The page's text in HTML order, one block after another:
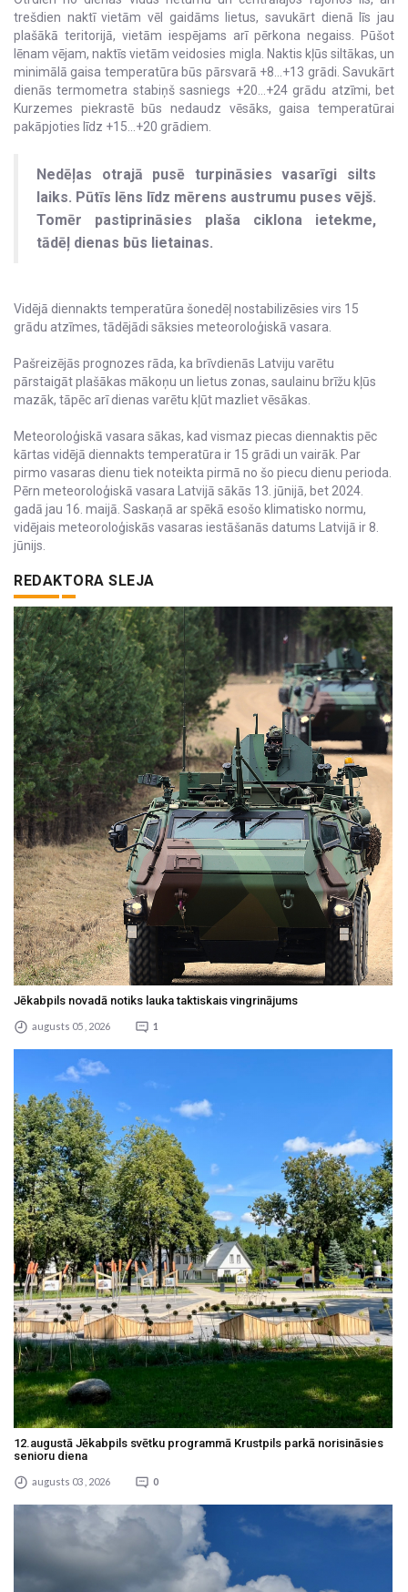
trešdien naktī vietām vēl gaidāms lietus, savukārt dienā līs jau
plašākā teritorijā, vietām iespējams arī pērkona negaiss. Pūšot
lēnam vējam, naktīs vietām veidosies migla. Naktis kļūs siltākas, un
minimālā gaisa temperatūra būs pārsvarā +8…+13 grādi. Savukārt
dienās termometra stabiņš sasniegs +20…+24 grādu atzīmi, bet
Kurzemes piekrastē būs nedaudz vēsāks, gaisa temperatūrai
pakāpjoties līdz +15…+20 grādiem.
Nedēļas otrajā pusē turpināsies vasarīgi silts
laiks. Pūtīs lēns līdz mērens austrumu puses vējš.
Tomēr pastiprināsies plaša ciklona ietekme,
tādēļ dienas būs lietainas.
Vidējā diennakts temperatūra šonedēļ nostabilizēsies virs 15
grādu atzīmes, tādējādi sāksies meteoroloģiskā vasara.
Pašreizējās prognozes rāda, ka brīvdienās Latviju varētu
pārstaigāt plašākas mākoņu un lietus zonas, saulainu brīžu kļūs
mazāk, tāpēc arī dienas varētu kļūt mazliet vēsākas.
Meteoroloģiskā vasara sākas, kad vismaz piecas diennaktis pēc
kārtas vidējā diennakts temperatūra ir 15 grādi un vairāk. Par
pirmo vasaras dienu tiek noteikta pirmā no šo piecu dienu perioda.
Pērn meteoroloģiskā vasara Latvijā sākās 13. jūnijā, bet 2024.
gadā jau 16. maijā. Saskaņā ar spēkā esošo klimatisko normu,
vidējais meteoroloģiskās vasaras iestāšanās datums Latvijā ir 8.
jūnijs.
REDAKTORA SLEJA
Jēkabpils novadā notiks lauka taktiskais vingrinājums
augusts 05 , 2026 1
12.augustā Jēkabpils svētku programmā Krustpils parkā norisināsies
senioru diena
augusts 03 , 2026 0